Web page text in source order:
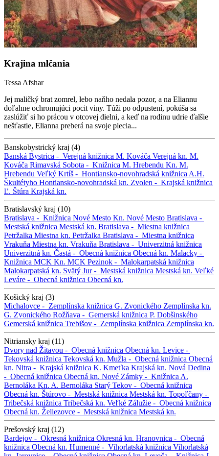
Krajina mlčania
Tessa Afshar
Jej maličký brat zomrel, lebo naňho nedala pozor, a na Eliannu
doľahne ochromujúci pocit viny. Túži po odpustení, pokúša sa
zaslúžiť si ho prácou v otcovej dielni, a keď na rodinu udrie ďalšie
nešťastie, Elianna preberá na svoje plecia...
Banskobystrický kraj (4)
Banská Bystrica - Verejná knižnica M. Kováča Verejná kn. M.
Kováča Rimavská Sobota - Knižnica M. Hrebendu Kn. M.
Hrebendu Veľký Krtíš - Hontiansko-novohradská knižnica A.H.
Škultétyho Hontiansko-novohradská kn. Zvolen - Krajská knižnica
Ľ. Štúra Krajská kn.
Bratislavský kraj (10)
Bratislava - Knižnica Nové Mesto Kn. Nové Mesto Bratislava -
Mestská knižnica Mestská kn. Bratislava - Miestna knižnica
Petržalka Miestna kn. Petržalka Bratislava - Miestna knižnica
Vrakuňa Miestna kn. Vrakuňa Bratislava - Univerzitná knižnica
Univerzitná kn. Častá - Obecná knižnica Obecná kn. Malacky -
Knižnica MCK Kn. MCK Pezinok - Malokarpatská knižnica
Malokarpatská kn. Svätý Jur - Mestská knižnica Mestská kn. Veľké
Leváre - Obecná knižnica Obecná kn.
Košický kraj (3)
Michalovce - Zemplínska knižnica G. Zvonického Zemplínska kn.
G. Zvonického Rožňava - Gemerská knižnica P. Dobšinského
Gemerská knižnica Trebišov - Zemplínska knižnica Zemplínska kn.
Nitriansky kraj (11)
Dvory nad Žitavou - Obecná knižnica Obecná kn. Levice -
Tekovská knižnica Tekovská kn. Mužla - Obecná knižnica Obecná
kn. Nitra - Krajská knižnica K. Kmeťka Krajská kn. Nová Dedina
- Obecná knižnica Obecná kn. Nové Zámky - Knižnica A.
Bernoláka Kn. A. Bernoláka Starý Tekov - Obecná knižnica
Obecná kn. Štúrovo - Mestská knižnica Mestská kn. Topoľčany -
Tribečská knižnica Tribečská kn. Veľké Zálužie - Obecná knižnica
Obecná kn. Želiezovce - Mestská knižnica Mestská kn.
Prešovský kraj (12)
Bardejov - Okresná knižnica Okresná kn. Hranovnica - Obecná
knižnica Obecná kn. Humenné - Vihorlatská knižnica Vihorlatská